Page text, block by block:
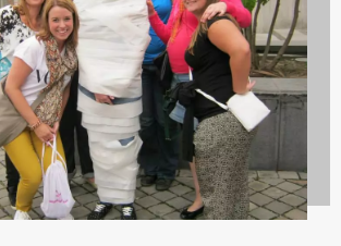
Spelprogramma's
1688 uitjes